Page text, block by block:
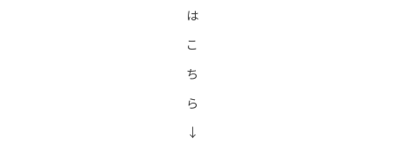
は
こ
ち
ら
↓